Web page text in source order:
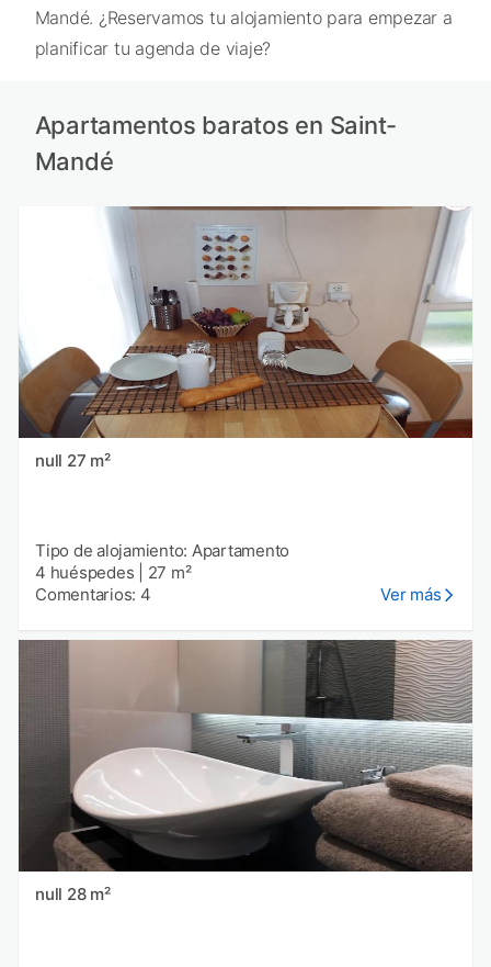
Mandé. ¿Reservamos tu alojamiento para empezar a
planificar tu agenda de viaje?
Apartamentos baratos en Saint-
Mandé
null 27 m²
Tipo de alojamiento: Apartamento
4 huéspedes
27 m²
Comentarios: 4
Ver más
null 28 m²